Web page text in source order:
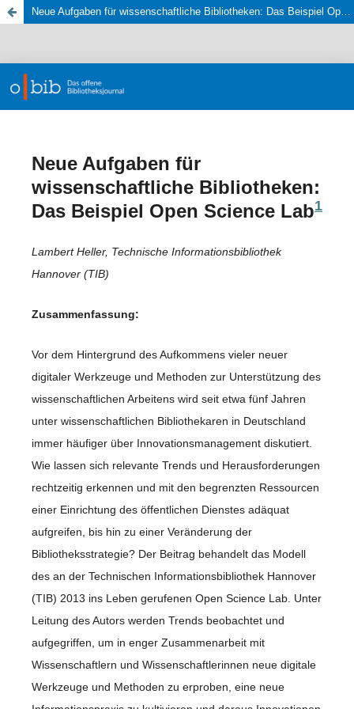
Neue Aufgaben für wissenschaftliche Bibliotheken: Das Beispiel Open Science Lab